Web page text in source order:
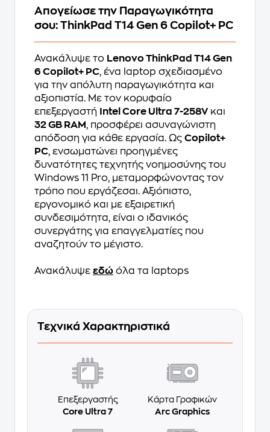
Απογείωσε την Παραγωγικότητα
σου: ThinkPad T14 Gen 6 Copilot+ PC
Ανακάλυψε το Lenovo ThinkPad T14 Gen
6 Copilot+ PC, ένα laptop σχεδιασμένο
για την απόλυτη παραγωγικότητα και
αξιοπιστία. Με τον κορυφαίο
επεξεργαστή
Intel Core Ultra 7-258Vκαι
32 GB RAM, προσφέρει ασυναγώνιστη
απόδοση για κάθε εργασία. Ως Copilot+
PC, ενσωματώνει προηγμένες
δυνατότητες τεχνητής νοημοσύνης του
Windows 11 Pro, μεταμορφώνοντας τον
τρόπο που εργάζεσαι. Αξιόπιστο,
εργονομικό και με εξαιρετική
συνδεσιμότητα, είναι ο ιδανικός
συνεργάτης για επαγγελματίες που
αναζητούν το μέγιστο.
Ανακάλυψε εδώ όλα τα laptops
Τεχνικά Χαρακτηριστικά
Επεξεργαστής
Core Ultra 7
Κάρτα Γραφικών
Arc Graphics